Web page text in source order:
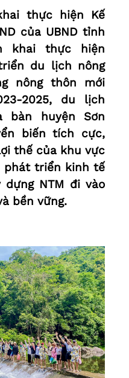
thực hiện Kế
của UBND tỉnh
khai thực hiện
du lịch nông
nông thôn mới
2025, du lịch
bàn huyện Sơn
biến tích cực,
thế của khu vực
phát triển kinh tế
dựng NTM đi vào
bền vững.